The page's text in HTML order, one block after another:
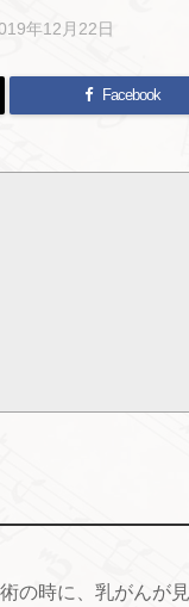
年12月22日
Facebook
の時に、乳がんが